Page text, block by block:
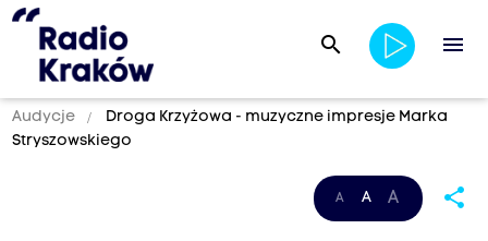
search menu
Audycje
Droga Krzyżowa - muzyczne impresje Marka
Stryszowskiego
A A A share